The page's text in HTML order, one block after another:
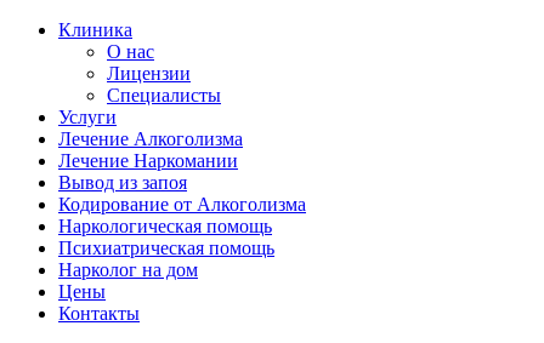
Клиника
О нас
Лицензии
Специалисты
Услуги
Лечение Алкоголизма
Лечение Наркомании
Вывод из запоя
Кодирование от Алкоголизма
Наркологическая помощь
Психиатрическая помощь
Нарколог на дом
Цены
Контакты